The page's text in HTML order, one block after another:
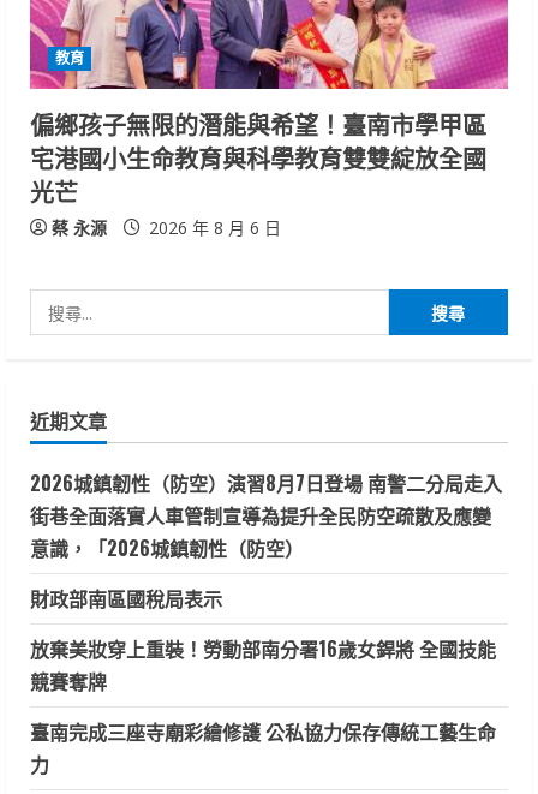
教育
偏鄉孩子無限的潛能與希望！臺南市學甲區
宅港國小生命教育與科學教育雙雙綻放全國
光芒
蔡 永源 2026 年 8 月 6 日
尋
字:
近期文章
2026城鎮韌性（防空）演習8月7日登場 南警二分局走入
街巷全面落實人車管制宣導為提升全民防空疏散及應變
意識，「2026城鎮韌性（防空）
財政部南區國稅局表示
放棄美妝穿上重裝！勞動部南分署16歲女銲將 全國技能
競賽奪牌
臺南完成三座寺廟彩繪修護 公私協力保存傳統工藝生命
力